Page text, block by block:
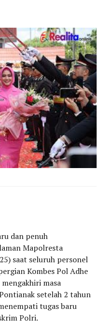
dan penuh
Mapolresta
saat seluruh personel
Kombes Pol Adhe
masa
setelah 2 tahun
tugas baru
Polri.